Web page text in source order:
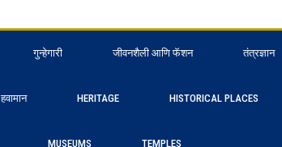
गुन्हेगारी जीवनशैली आणि फॅशन तंत्रज्ञान
हवामान HERITAGE HISTORICAL PLACES
MUSEUMS TEMPLES